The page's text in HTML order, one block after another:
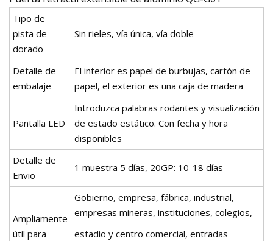
Tipo de
pista de
dorado
Sin rieles, vía única, vía doble
Detalle de
embalaje
El interior es papel de burbujas, cartón de
papel, el exterior es una caja de madera
Pantalla LED
Introduzca palabras rodantes y visualización
de estado estático. Con fecha y hora
disponibles
Detalle de
Envio
1 muestra 5 días, 20GP: 10-18 días
Ampliamente
útil para
Gobierno, empresa, fábrica, industrial,
empresas mineras, instituciones, colegios,
estadio y centro comercial, entradas